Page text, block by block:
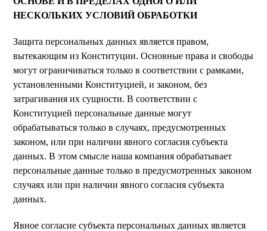
НЕСКОЛЬКИХ УСЛОВИЙ ОБРАБОТКИ
Защита персональных данных является правом,
вытекающим из Конституции. Основные права и свободы
могут ограничиваться только в соответствии с рамками,
установленными Конституцией, и законом, без
затрагивания их сущности. В соответствии с
Конституцией персональные данные могут
обрабатываться только в случаях, предусмотренных
законом, или при наличии явного согласия субъекта
данных. В этом смысле наша компания обрабатывает
персональные данные только в предусмотренных законом
случаях или при наличии явного согласия субъекта
данных.
Явное согласие субъекта персональных данных является